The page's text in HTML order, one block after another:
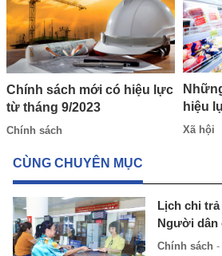
Chính sách mới có hiệu lực
từ tháng 9/2023
Chính sách
hiệu
Xã hội
CÙNG CHUYÊN MỤC
Lịch chi
Người dân
Chính sách -